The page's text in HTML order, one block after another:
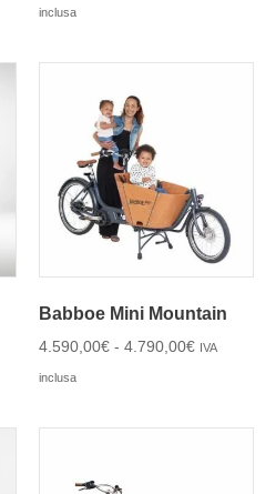
inclusa
Babboe Mini Mountain
4.590,00€ - 4.790,00€ IVA
inclusa